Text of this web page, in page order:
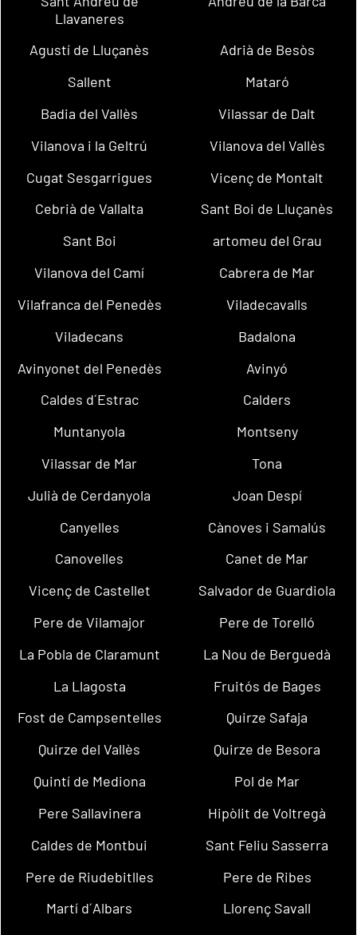
Llavaneres
Agustí de Lluçanès
Adrià de Besòs
Sallent
Mataró
Badia del Vallès
Vilassar de Dalt
Vilanova i la Geltrú
Vilanova del Vallès
Cugat Sesgarrigues
Vicenç de Montalt
Cebrià de Vallalta
Sant Boi de Lluçanès
Sant Boi
artomeu del Grau
Vilanova del Camí
Cabrera de Mar
Vilafranca del Penedès
Viladecavalls
Viladecans
Badalona
Avinyonet del Penedès
Avinyó
Caldes d´Estrac
Calders
Muntanyola
Montseny
Vilassar de Mar
Tona
Julià de Cerdanyola
Joan Despí
Canyelles
Cànoves i Samalús
Canovelles
Canet de Mar
Vicenç de Castellet
Salvador de Guardiola
Pere de Vilamajor
Pere de Torelló
La Pobla de Claramunt
La Nou de Berguedà
La Llagosta
Fruitós de Bages
Fost de Campsentelles
Quirze Safaja
Quirze del Vallès
Quirze de Besora
Quintí de Mediona
Pol de Mar
Pere Sallavinera
Hipòlit de Voltregà
Caldes de Montbui
Sant Feliu Sasserra
Pere de Riudebitlles
Pere de Ribes
Martí d´Albars
Llorenç Savall